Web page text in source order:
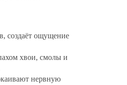
создаёт ощущение
хвои, смолы и
нервную